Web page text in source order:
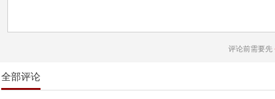
评论前需要先
全部评论